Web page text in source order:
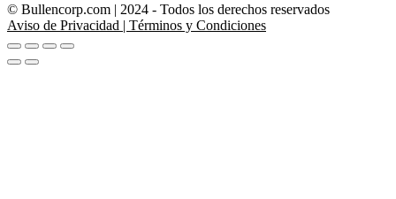
© Bullencorp.com | 2024 - Todos los derechos reservados
Aviso de Privacidad | Términos y Condiciones